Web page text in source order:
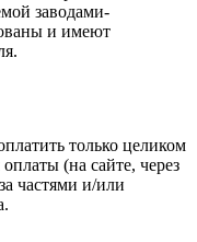
заводами-
и имеют
только целиком
(на сайте, через
частями и/или